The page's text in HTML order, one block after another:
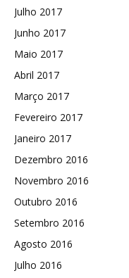
Julho 2017
Junho 2017
Maio 2017
Abril 2017
Março 2017
Fevereiro 2017
Janeiro 2017
Dezembro 2016
Novembro 2016
Outubro 2016
Setembro 2016
Agosto 2016
Julho 2016